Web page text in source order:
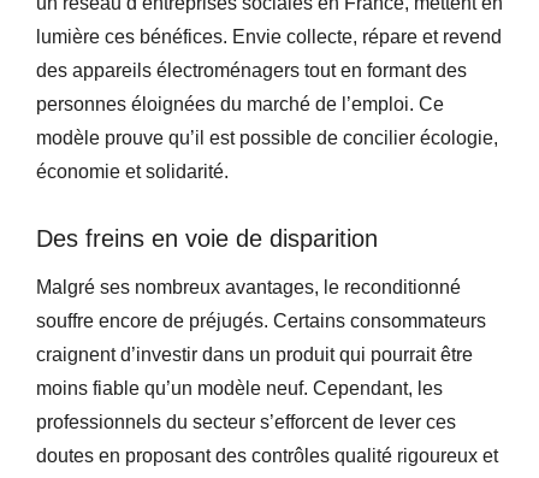
lumière ces bénéfices. Envie collecte, répare et revend
des appareils électroménagers tout en formant des
personnes éloignées du marché de l’emploi. Ce
modèle prouve qu’il est possible de concilier écologie,
économie et solidarité.
Des freins en voie de disparition
Malgré ses nombreux avantages, le reconditionné
souffre encore de préjugés. Certains consommateurs
craignent d’investir dans un produit qui pourrait être
moins fiable qu’un modèle neuf. Cependant, les
professionnels du secteur s’efforcent de lever ces
doutes en proposant des contrôles qualité rigoureux et